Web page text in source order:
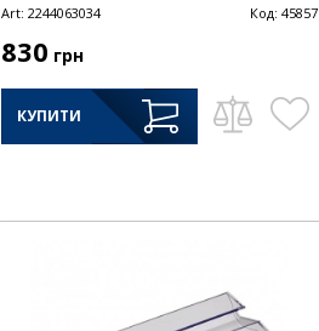
Art: 2244063034 Код: 45857
830 грн
КУПИТИ